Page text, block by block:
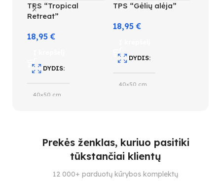
TPS “Tropical
Retreat”
18,95€
DYDIS
40×50 cm
SPALVŲ KIEKIS
TPS “Gėlių alėja”
18,95€
DYDIS
40×50 cm
3
SPALVŲ KIEKIS
Prekės ženklas, kuriuo pasitiki
tūkstančiai klientų
12 000+ parduotų kūrybos komplektų